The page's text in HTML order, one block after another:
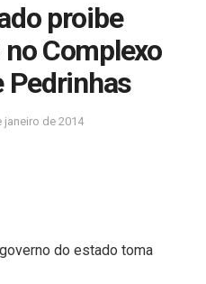
proibe
Complexo
Pedrinhas
janeiro de 2014
do estado toma